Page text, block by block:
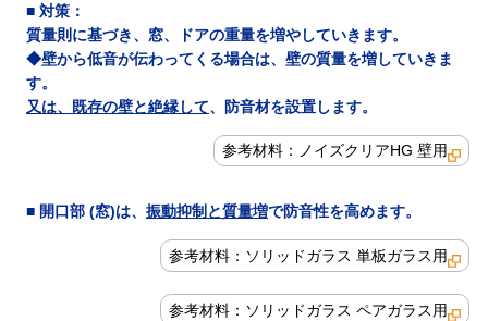
■ 対策 ：
質量則に基づき、窓、ドアの重量を増やしていきます。
◆壁から低音が伝わってくる場合は、壁の質量を増していきま
す。
又は、既存の壁と絶縁して、防音材を設置します。
参考材料：ノイズクリアHG 壁用
■ 開口部 (窓)は、 振動抑制と質量増で防音性を高めます。
参考材料：ソリッドガラス 単板ガラス用
参考材料：ソリッドガラス ペアガラス用